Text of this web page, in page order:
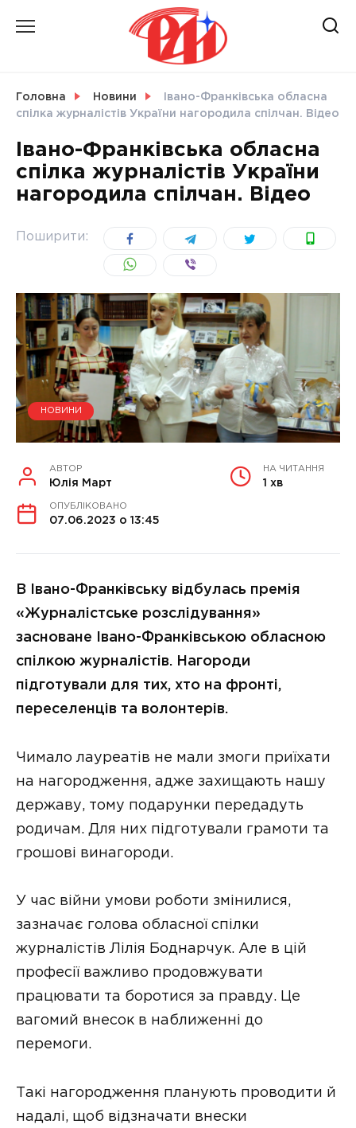
Головна Новини
Івано-Франківська обласна
спілка журналістів України нагородила спілчан. Відео
Івано-Франківська обласна
спілка журналістів України
нагородила спілчан. Відео
Поширити:
НОВИНИ
АВТОР
Юлія Март
НА ЧИТАННЯ
1 хв
ОПУБЛІКОВАНО
07.06.2023 о 13:45
В Івано-Франківську відбулась премія
«Журналістське розслідування»
засноване Івано-Франківською обласною
спілкою журналістів. Нагороди
підготували для тих, хто на фронті,
переселенців та волонтерів.
Чимало лауреатів не мали змоги приїхати
на нагородження, адже захищають нашу
державу, тому подарунки передадуть
родичам. Для них підготували грамоти та
грошові винагороди.
У час війни умови роботи змінилися,
зазначає голова обласної спілки
журналістів Лілія Боднарчук. Але в цій
професії важливо продовжувати
працювати та боротися за правду. Це
вагомий внесок в наближенні до
перемоги.
Такі нагородження планують проводити й
надалі, щоб відзначати внески